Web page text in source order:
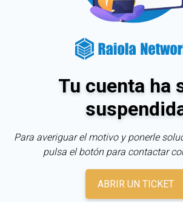
Tu cuenta ha
Para averiguar el motivo y ponerle
pulsa el botón para contactar
ABRIR UN TICKET